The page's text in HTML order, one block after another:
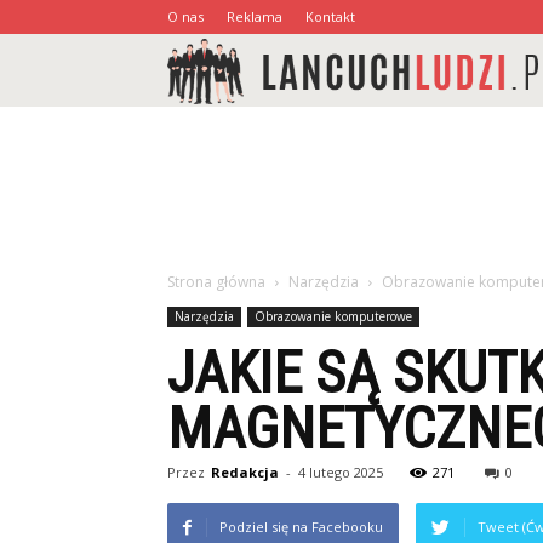
O nas Reklama Kontakt
Strona główna Narzędzia Obrazowanie
Narzędzia Obrazowanie komputerowe
JAKIE SĄ
Przez Redakcja - 4 lutego 2025 271 0
Podziel się na Facebooku Tweet